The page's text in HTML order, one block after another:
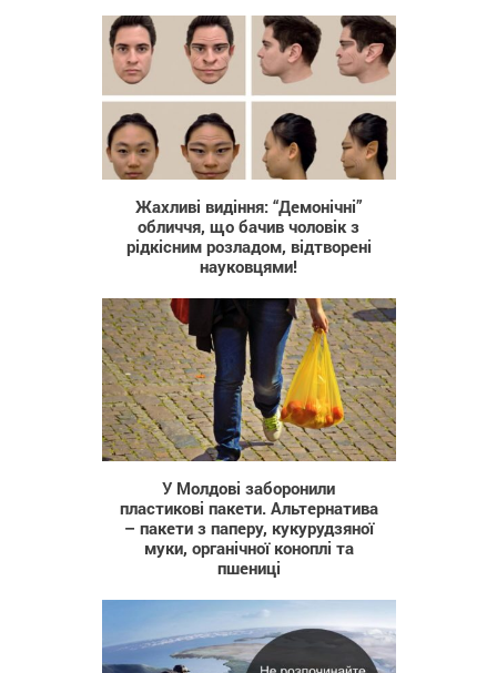
102
Жахливі видіння: “Демонічні”
обличчя, що бачив чоловік з
рідкісним розладом, відтворені
науковцями!
499
У Молдові заборонили
пластикові пакети. Альтернатива
– пакети з паперу, кукурудзяної
муки, органічної коноплі та
пшениці